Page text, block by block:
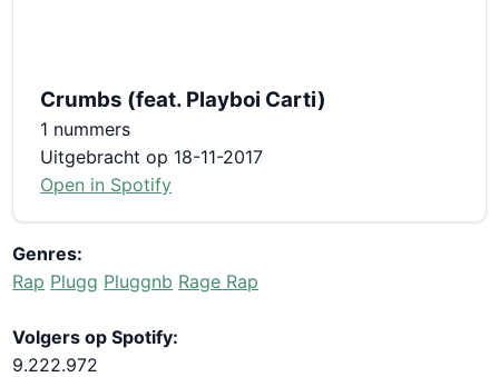
Crumbs (feat. Playboi Carti)
1 nummers
Uitgebracht op 18-11-2017
Open in Spotify
Genres:
Rap Plugg Pluggnb Rage Rap
Volgers op Spotify:
9.222.972